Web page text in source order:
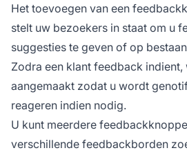
Het toevoegen van een
stelt uw bezoekers in staat om u
suggesties te geven of op
Zodra een klant feedback
aangemaakt zodat u wordt
reageren indien nodig.
U kunt meerdere
verschillende feedbackborden